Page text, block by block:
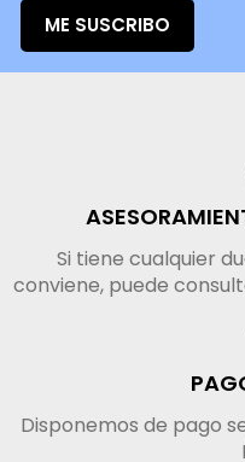
ME SUSCRIBO
Si tiene cualquier
conviene, puede
Disponemos de pago